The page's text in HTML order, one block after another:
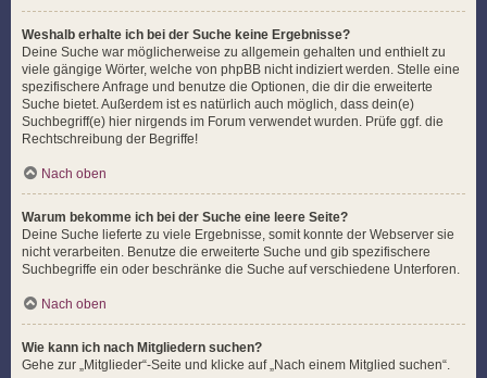
Weshalb erhalte ich bei der Suche keine Ergebnisse?
Deine Suche war möglicherweise zu allgemein gehalten und enthielt zu
viele gängige Wörter, welche von phpBB nicht indiziert werden. Stelle eine
spezifischere Anfrage und benutze die Optionen, die dir die erweiterte
Suche bietet. Außerdem ist es natürlich auch möglich, dass dein(e)
Suchbegriff(e) hier nirgends im Forum verwendet wurden. Prüfe ggf. die
Rechtschreibung der Begriffe!
Nach oben
Warum bekomme ich bei der Suche eine leere Seite?
Deine Suche lieferte zu viele Ergebnisse, somit konnte der Webserver sie
nicht verarbeiten. Benutze die erweiterte Suche und gib spezifischere
Suchbegriffe ein oder beschränke die Suche auf verschiedene Unterforen.
Nach oben
Wie kann ich nach Mitgliedern suchen?
Gehe zur „Mitglieder“-Seite und klicke auf „Nach einem Mitglied suchen“.